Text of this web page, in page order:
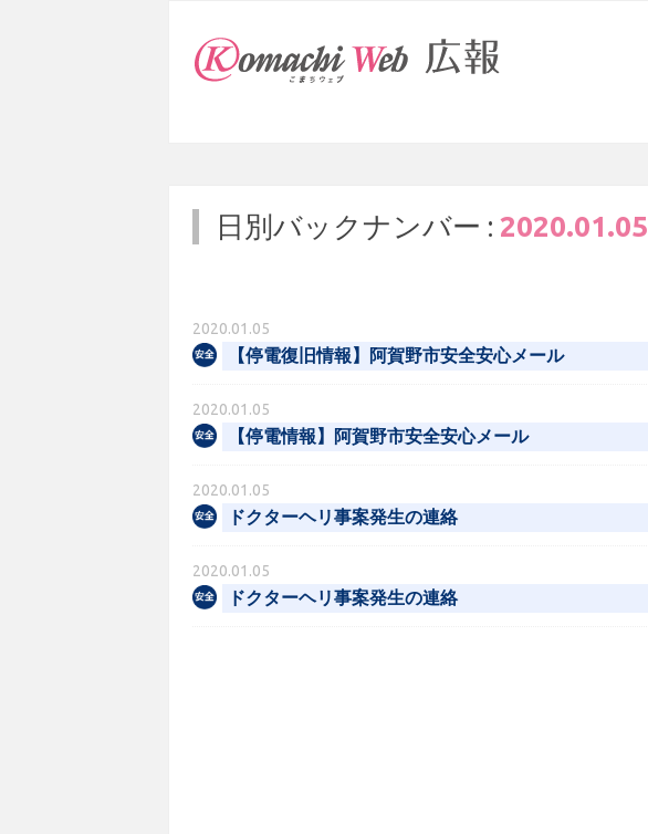
日別バックナンバー : 2020.01.05
2020.01.05
【停電復旧情報】阿賀野市安全安心メール
2020.01.05
【停電情報】阿賀野市安全安心メール
2020.01.05
ドクターヘリ事案発生の連絡
2020.01.05
ドクターヘリ事案発生の連絡